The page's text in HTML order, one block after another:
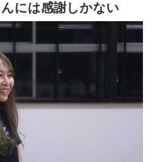
には感謝しかない